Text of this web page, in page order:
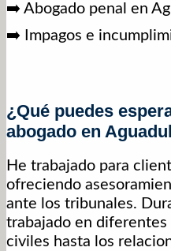
➡️ Abogado penal en
➡️ Impagos e
¿Qué puedes
abogado en
He trabajado para
ofreciendo
ante los tribunales.
trabajado en diferentes
civiles hasta los